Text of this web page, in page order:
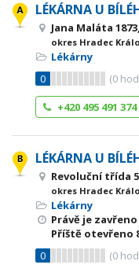
LÉKÁRNA U
Jana Maláta
okres Hradec
Lékárny
0
(0
+420 495 491 374
LÉKÁRNA U
Revoluční třída
okres Hradec
Lékárny
Právě je zavřeno
Příště otevřeno
0
(0